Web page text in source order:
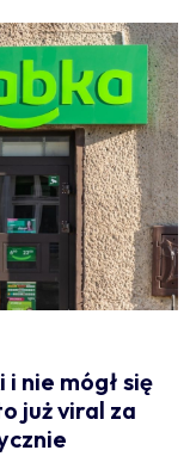
nie mógł się
już viral za